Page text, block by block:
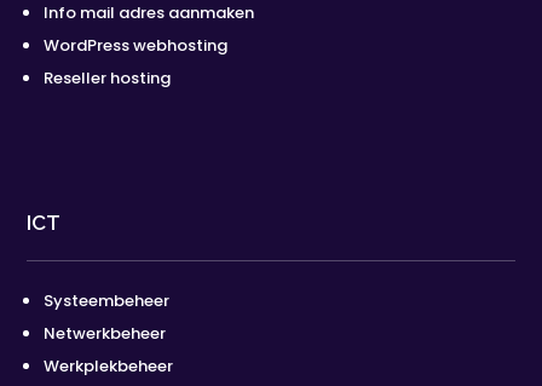
Info mail adres aanmaken
WordPress webhosting
Reseller hosting
ICT
Systeembeheer
Netwerkbeheer
Werkplekbeheer